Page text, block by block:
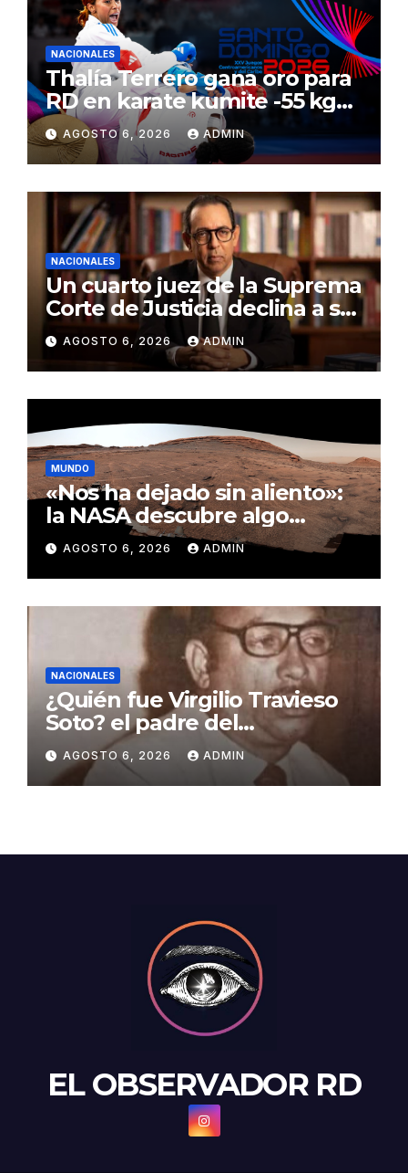
NACIONALES
Thalía Terrero gana oro para
RD en karate kumite -55 kg
en Santo Domingo 2026
AGOSTO 6, 2026 ADMIN
NACIONALES
Un cuarto juez de la Suprema
Corte de Justicia declina a ser
evaluado por el CNM
AGOSTO 6, 2026 ADMIN
MUNDO
«Nos ha dejado sin aliento»:
la NASA descubre algo
insólito en Marte
AGOSTO 6, 2026 ADMIN
NACIONALES
¿Quién fue Virgilio Travieso
Soto? el padre del
baloncesto dominicano
AGOSTO 6, 2026 ADMIN
EL OBSERVADOR RD